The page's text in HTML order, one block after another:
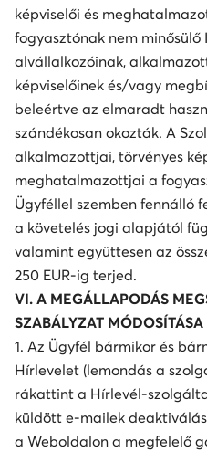
képviselői és
fogyasztónak nem minősülő
alvállalkozóinak,
képviselőinek és/vagy
beleértve az elmaradt
szándékosan okozták. A
alkalmazottjai, törvényes
meghatalmazottjai a
Ügyféllel szemben fennálló
a követelés jogi alapjától
valamint együttesen az
250 EUR-ig terjed.
VI. A MEGÁLLAPODÁS
SZABÁLYZAT MÓDOSÍTÁSA
1. Az Ügyfél bármikor és
Hírlevelet (lemondás a
rákattint a Hírlevél-
küldött e-mailek
a Weboldalon a megfelelő